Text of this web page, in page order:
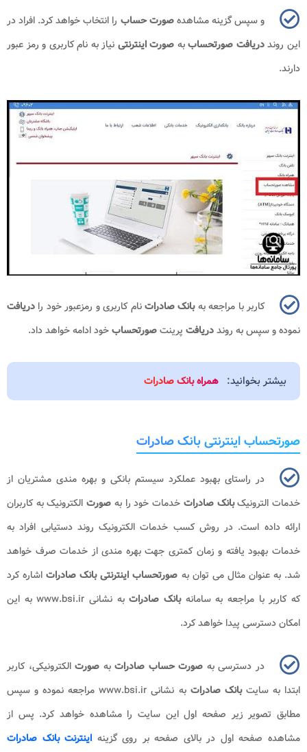
و سپس گزینه مشاهدهصورت حساب را انتخاب خواهد کرد. افراد در
این رونددریافت صورتحساببه صورت اینترنتی نیاز به نام کاربری و رمز عبور
دارند.
کاربر با مراجعه بهبانک صادراتنام کاربری و رمزعبور خود را دریافت
نموده و سپس به رونددریافت پرینتصورتحسابخود ادامه خواهد داد.
بیشتر بخوانید: همراه بانک صادرات
صورتحساب اینترنتی بانک صادرات
در راستای بهبود عملکرد سیستم بانکی و بهره مندی مشتریان از
خدمات الترونیکبانک صادرات خدمات خود را به صورت الکترونیک به کاربران
ارائه داده است. در روش کسب خدمات الکترونیک روند دستیابی افراد به
خدمات بهبود یافته و زمان کمتری جهت بهره مندی از خدمات صرف خواهد
شد. به عنوان مثال می توان به صورتحساب اینترنتی بانک صادرات اشاره کرد
که کاربر با مراجعه به سامانهبانک صادراتبه نشانی www.bsi.irبه این
امکان دسترسی پیدا خواهد کرد.
در دسترسی به صورت حساب صادراتبه صورتالکترونیکی، کاربر
ابتدا به سایتبانک صادراتبه نشانی www.bsi.irمراجعه نموده و سپس
مطابق تصویر زیر صفحه اول این سایت را مشاهده خواهد کرد. پس از
مشاهده صفحه اول در بالای صفحه بر روی گزینه اینترنت بانک صادرات